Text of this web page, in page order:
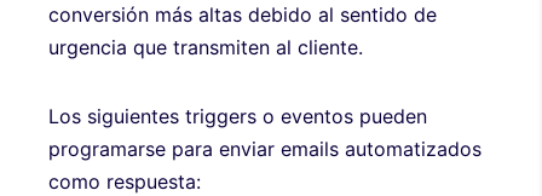
conversión más altas debido al sentido de
urgencia que transmiten al cliente.
Los siguientes triggers o eventos pueden
programarse para enviar emails automatizados
como respuesta: